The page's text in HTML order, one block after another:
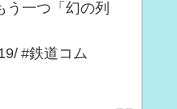
一つ「幻の列
#鉄道コム